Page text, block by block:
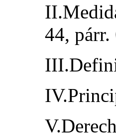
44, párr.